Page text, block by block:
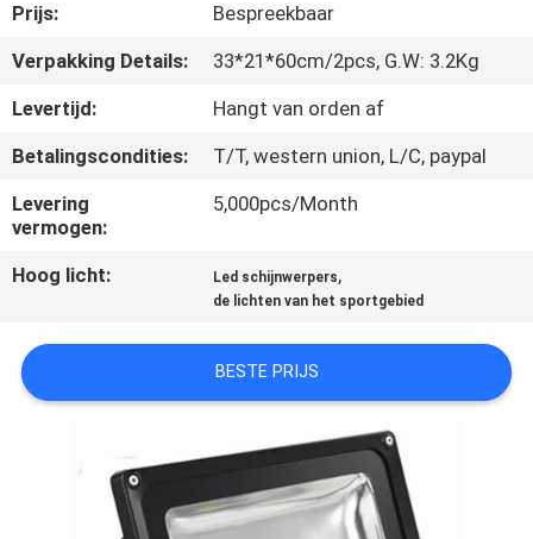
CONTACTEER
ONS
VERZOEK
OM EEN
CITAAT
PRIVACY
Prijs:
Bespreekbaar
Verpakking Details:
33*21*60cm/2pcs, G.W: 3.2Kg
Levertijd:
Hangt van orden af
Betalingscondities:
T/T, western union, L/C, paypal
Levering
vermogen:
5,000pcs/Month
Hoog licht: Led schijnwerpers,
de lichten van het sportgebied
BESTE PRIJS